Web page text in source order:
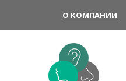
О КОМПАНИИ